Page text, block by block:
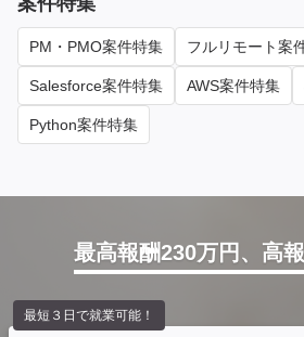
PM・PMO案件特集 フルリモート案
Salesforce案件特集 AWS案件特集
Python案件特集
最高報酬230万円、高
最短３日で就業可能！